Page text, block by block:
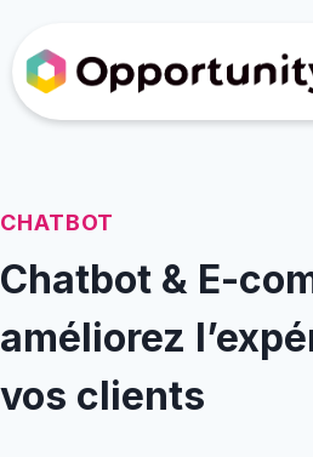
CHATBOT
Chatbot & E-
améliorez
vos clients